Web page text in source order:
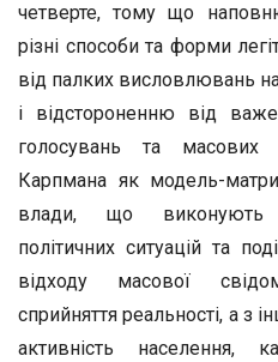
четверте, тому що
різні способи та форми
від палких висловлювань
і відстороненню від
голосувань та масових
Карпмана як модель-
влади, що виконують
політичних ситуацій та
відходу масової
сприйняття реальності, а з
активність населення,